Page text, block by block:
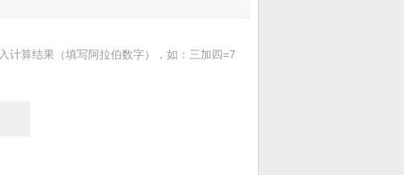
计算结果（填写阿拉伯数字），如：三加四=7